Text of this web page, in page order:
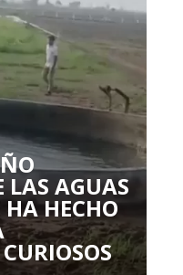
AGUAS
HA HECHO